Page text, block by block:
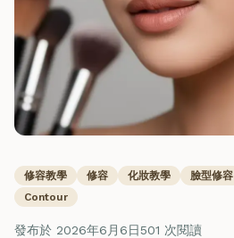
修容教學 修容 化妝教學 臉型修容
Contour
發布於 2026年6月6日501 次閱讀